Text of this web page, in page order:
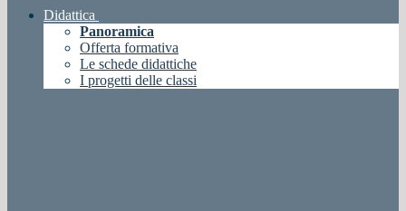
Didattica
Panoramica
Offerta formativa
Le schede didattiche
I progetti delle classi